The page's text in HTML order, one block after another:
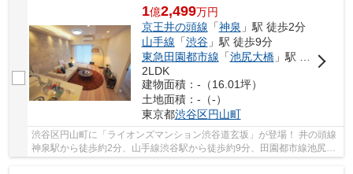
1億2,499万円
京王井の頭線 「神泉 」駅 徒歩2分
山手線 「渋谷」駅 徒歩9分
東急田園都市線 「池尻大橋」駅 徒歩14分
2LDK
建物面積：-（16.01坪）
土地面積：-（-）
東京都渋谷区円山町
渋谷区円山町に「ライオンズマンション渋谷道玄坂」が登場！ 井の頭線
神泉駅から徒歩約2分、山手線渋谷駅から徒歩約9分、田園都市線池尻大